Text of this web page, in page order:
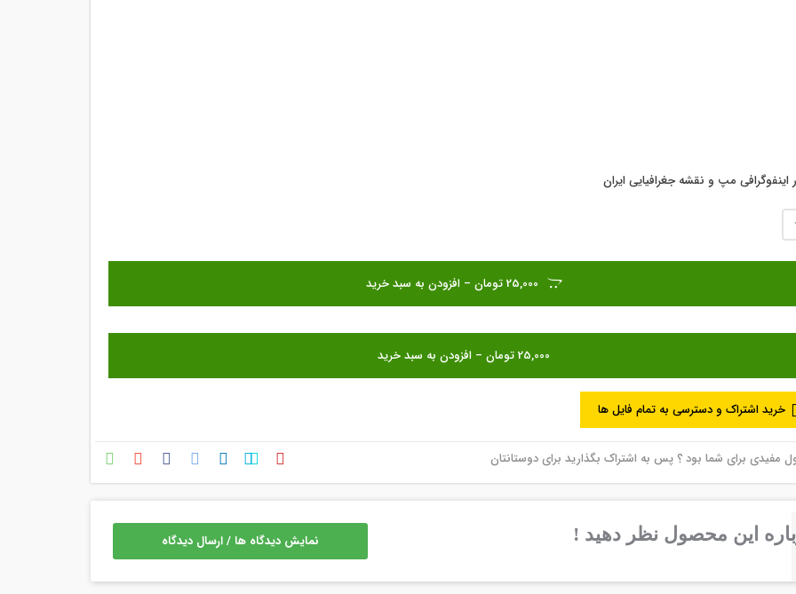
اینفوگرافی مپ و نقشه جغرافیایی ایران
25,000 تومان – افزودن به سبد خرید
خرید اشتراک و دسترسی به تمام فایل ها
مفیدی برای شما بود ؟ پس به اشتراک بگذارید برای دوستانتان
این محصول نظر دهید ! نمایش دیدگاه ها / ارسال دیدگاه